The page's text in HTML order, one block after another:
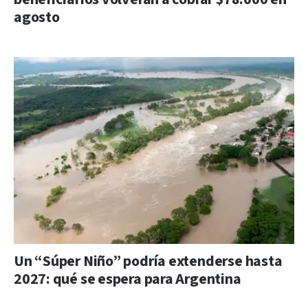
agosto
Un “Súper Niño” podría extenderse hasta
2027: qué se espera para Argentina